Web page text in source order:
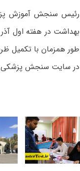
در سایت سنجش پزشکی